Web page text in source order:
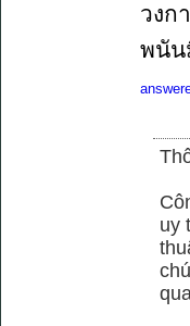
วงก
พนัน
uy